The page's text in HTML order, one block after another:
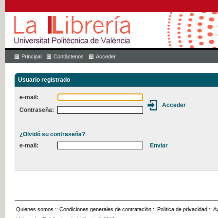
Principal Contáctenos Acceder
Usuario registrado
e-mail:
Contraseña:
¿Olvidó su contraseña?
e-mail:
Quienes somos :: Condiciones generales de contratación :: Política de privacidad ::